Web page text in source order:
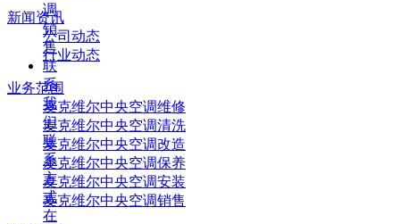
调
销
售
联
系
我
们
联
系
方
式
在
新闻资讯
公司动态
行业动态
业务范围
麦克维尔中央空调维修
麦克维尔中央空调清洗
麦克维尔中央空调改造
麦克维尔中央空调保养
麦克维尔中央空调安装
麦克维尔中央空调销售